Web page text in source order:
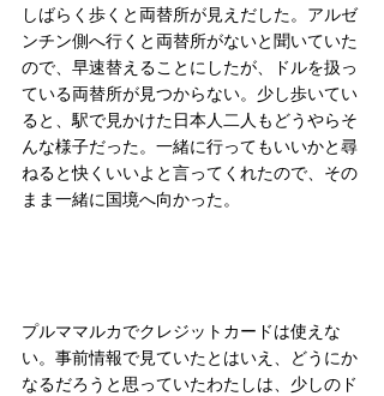
しばらく歩くと両替所が見えだした。アルゼ
ンチン側へ行くと両替所がないと聞いていた
ので、早速替えることにしたが、ドルを扱っ
ている両替所が見つからない。少し歩いてい
ると、駅で見かけた日本人二人もどうやらそ
んな様子だった。一緒に行ってもいいかと尋
ねると快くいいよと言ってくれたので、その
まま一緒に国境へ向かった。
プルママルカでクレジットカードは使えな
い。事前情報で見ていたとはいえ、どうにか
なるだろうと思っていたわたしは、少しのド